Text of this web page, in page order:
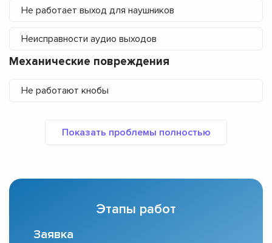
Не работает выход для наушников
Неисправности аудио выходов
Механические повреждения
Не работают кнобы
Этапы работ
Заявка